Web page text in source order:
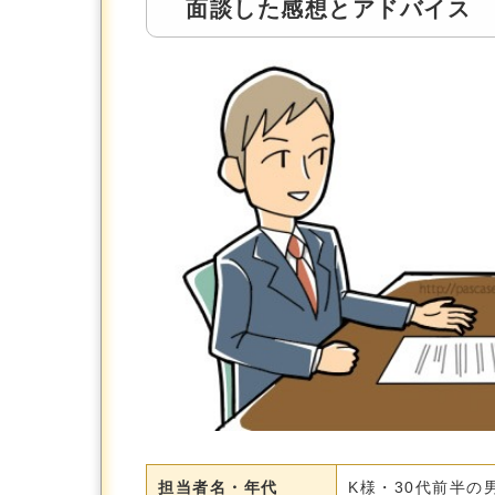
面談した感想とアドバイス
担当者名・年代 K様・30代前半の